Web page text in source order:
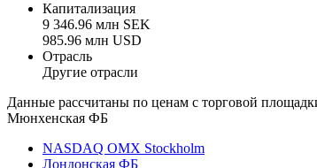
Капитализация
9 346.96 млн SEK
985.96 млн USD
Отрасль
Другие отрасли
Данные рассчитаны по ценам с торговой
Мюнхенская ФБ
NASDAQ OMX Stockholm
Лондонская ФБ